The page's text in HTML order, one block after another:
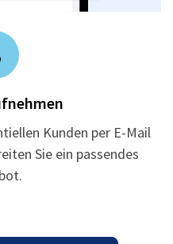
Kunden per E-Mail
Sie ein passendes